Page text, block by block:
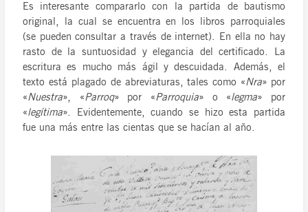
Es interesante compararlo con la partida de bautismo
original, la cual se encuentra en los libros parroquiales
(se pueden consultar a través de internet). En ella no hay
rasto de la suntuosidad y elegancia del certificado. La
escritura es mucho más ágil y descuidada. Además, el
texto está plagado de abreviaturas, tales como «Nra» por
«Nuestra», «Parroq» por «Parroquia» o «legma» por
«legítima». Evidentemente, cuando se hizo esta partida
fue una más entre las cientas que se hacían al año.